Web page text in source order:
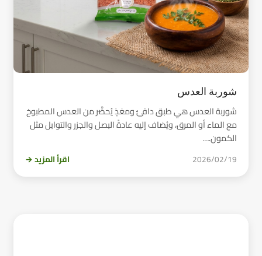
شوربة العدس
شوربة العدس هي طبق دافئ ومغذٍ يُحضَّر من العدس المطبوخ
مع الماء أو المرق، ويُضاف إليه عادةً البصل والجزر والتوابل مثل
الكمون.…
2026/02/19 اقرأ المزيد →